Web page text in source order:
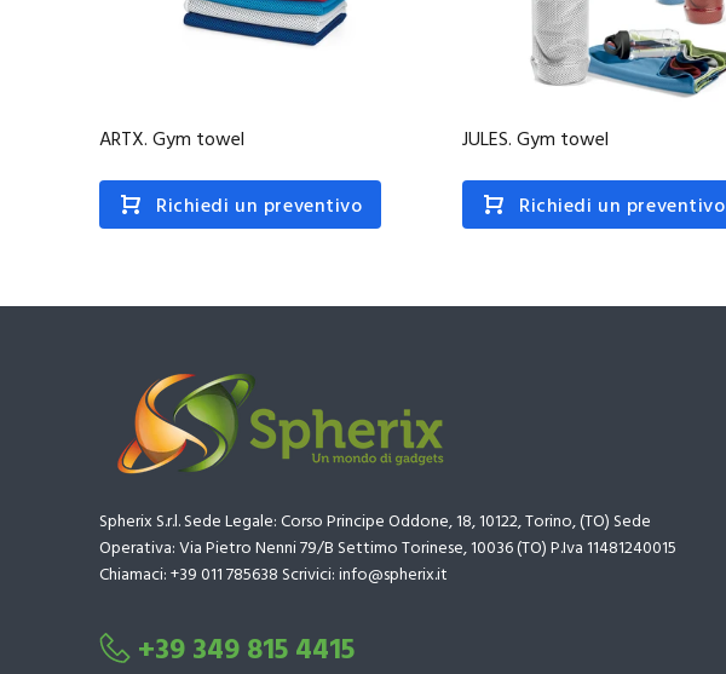
ARTX. Gym towel
Richiedi un preventivo
JULES. Gym towel
Richiedi un preventivo
Spherix S.r.l. Sede Legale: Corso Principe Oddone, 18, 10122, Torino, (TO) Sede
Operativa: Via Pietro Nenni 79/B Settimo Torinese, 10036 (TO) P.Iva 11481240015
Chiamaci: +39 011 785638 Scrivici: info@spherix.it
+39 349 815 4415